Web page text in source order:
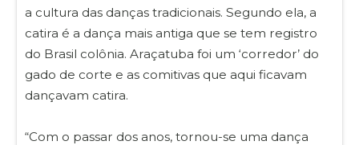
a cultura das danças tradicionais. Segundo ela, a
catira é a dança mais antiga que se tem registro
do Brasil colônia. Araçatuba foi um ‘corredor’ do
gado de corte e as comitivas que aqui ficavam
dançavam catira.
“Com o passar dos anos, tornou-se uma dança